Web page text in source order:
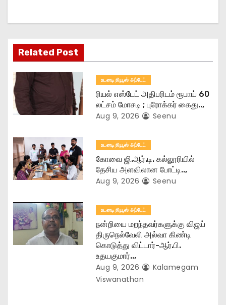
g
a
t
i
o
Related Post
உடனடி நியூஸ் அப்டேட்
ரியல் எஸ்டேட் அதிபரிடம் ரூபாய் 60
லட்சம் மோசடி ; புரோக்கர் கைது..,
Aug 9, 2026 Seenu
உடனடி நியூஸ் அப்டேட்
கோவை ஜி.ஆர்.டி. கல்லூரியில்
தேசிய அளவிலான போட்டி..,
Aug 9, 2026 Seenu
உடனடி நியூஸ் அப்டேட்
நன்றியை மறந்தவர்களுக்கு விஜய்
திருநெல்வேலி அல்வா கிண்டி
கொடுத்து விட்டார்-ஆர்‌.பி.
உதயகுமார்..,
Aug 9, 2026
Kalamegam
Viswanathan